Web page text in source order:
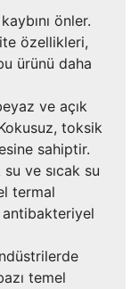
önler.
özellikleri,
ürünü daha
ve açık
toksik
sahiptir.
ve sıcak su
termal
temel